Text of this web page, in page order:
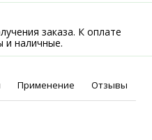
заказа. К оплате
и наличные.
Применение Отзывы